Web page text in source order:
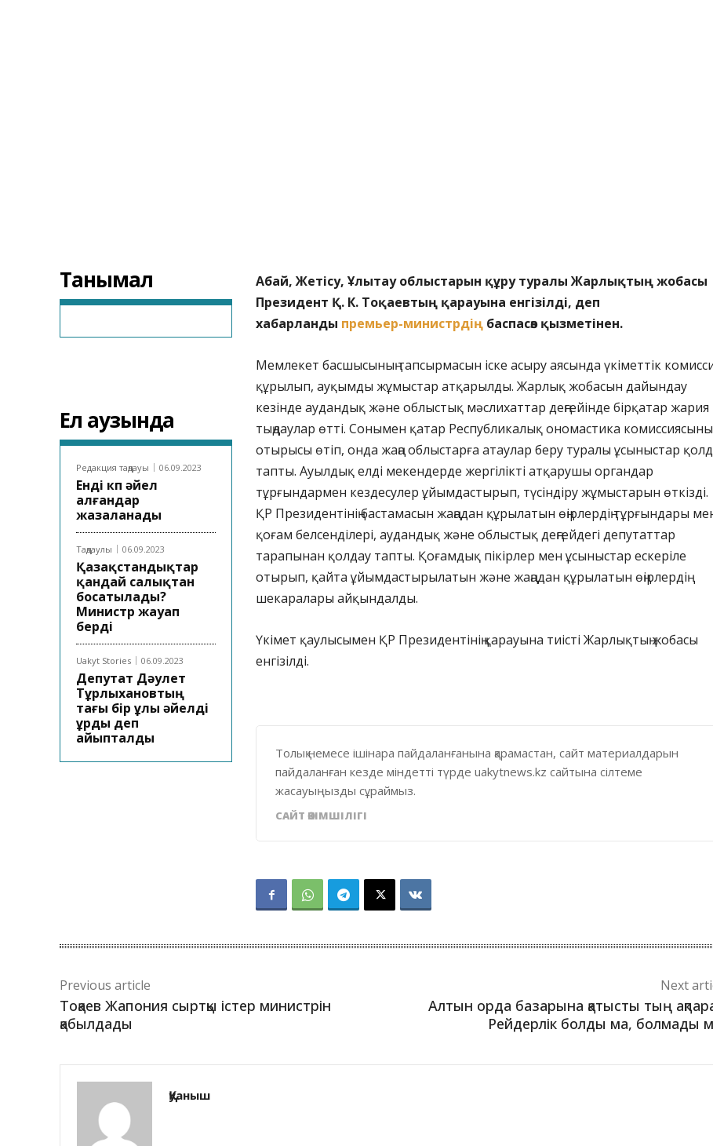
Танымал
Ел аузында
Редакция таңдауы 06.09.2023
Енді көп әйел
алғандар
жазаланады
Таңдаулы 06.09.2023
Қазақстандықтар
қандай салықтан
босатылады?
Министр жауап
берді
Uakyt Stories 06.09.2023
Депутат Дәулет
Тұрлыхановтың
тағы бір ұлы әйелді
ұрды деп
айыпталды
Абай, Жетісу, Ұлытау облыстарын құру туралы Жарлықтың жобасы
Президент Қ. К. Тоқаевтың қарауына енгізілді, деп
хабарланды премьер-министрдің баспасөз қызметінен.
Мемлекет басшысының тапсырмасын іске асыру аясында үкіметтік
құрылып, ауқымды жұмыстар атқарылды. Жарлық жобасын дайындау
кезінде аудандық және облыстық мәслихаттар деңгейінде бірқатар жария
тыңдаулар өтті. Сонымен қатар Республикалық ономастика комиссиясының
отырысы өтіп, онда жаңа облыстарға атаулар беру туралы ұсыныстар
тапты. Ауылдық елді мекендерде жергілікті атқарушы органдар
тұрғындармен кездесулер ұйымдастырып, түсіндіру жұмыстарын өткізді.
ҚР Президентінің бастамасын жаңадан құрылатын өңірлердің тұрғындары
қоғам белсенділері, аудандық және облыстық деңгейдегі депутаттар
тарапынан қолдау тапты. Қоғамдық пікірлер мен ұсыныстар ескеріле
отырып, қайта ұйымдастырылатын және жаңадан құрылатын өңірлердің
шекаралары айқындалды.
Үкімет қаулысымен ҚР Президентінің қарауына тиісті Жарлықтың жобасы
енгізілді.
Толық немесе ішінара пайдаланғанына қарамастан, сайт материалдарын
пайдаланған кезде міндетті түрде uakytnews.kz сайтына сілтеме
жасауыңызды сұраймыз.
САЙТ ӘКІМШІЛІГІ
Previous article
Тоқаев Жапония сыртқы істер министрін
қабылдады
Next
Алтын орда базарына қатысты тың
Рейдерлік болды ма, болмады
Қуаныш